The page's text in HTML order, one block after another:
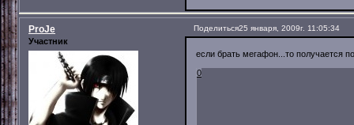
Поделиться25 января, 2009г. 11:05:34
ProJe
Участник
если брать мегафон...то получается
0